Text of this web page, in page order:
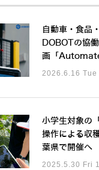
自動車・食品
DOBOTの協
画「
2026.6.16 Tue
小学生対象の
操作による収
葉県で開催へ
2025.5.30 Fri